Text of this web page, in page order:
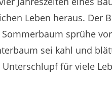
Leben heraus. Der
sprühe
sei kahl und
für viele